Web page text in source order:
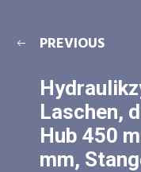
PREVIOUS
Laschen,
Hub 450
mm,